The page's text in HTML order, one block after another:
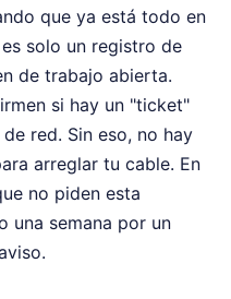
que ya está todo en
solo un registro de
de trabajo abierta.
si hay un "ticket"
red. Sin eso, no hay
arreglar tu cable. En
no piden esta
una semana por un